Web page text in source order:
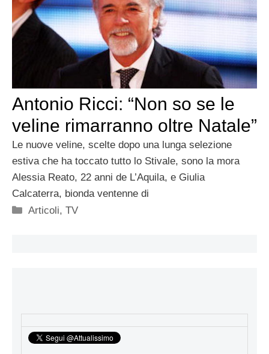
Antonio Ricci: “Non so se le
veline rimarranno oltre Natale”
Le nuove veline, scelte dopo una lunga selezione
estiva che ha toccato tutto lo Stivale, sono la mora
Alessia Reato, 22 anni de L’Aquila, e Giulia
Calcaterra, bionda ventenne di
Categorie
Articoli,TV